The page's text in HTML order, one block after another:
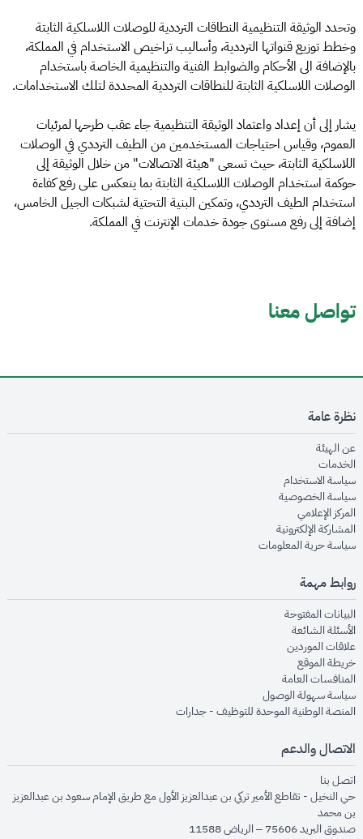
وتحدد الوثيقة التنظيمية النطاقات الترددية للوصلات اللاسلكية الثابتة
وخطط توزيع قنواتها الترددية، وأساليب تراخيص الاستخدام في المملكة،
بالإضافة الى الأحكام والضوابط الفنية والتنظيمية الخاصة باستخدام
الوصلات اللاسلكية الثابتة للنطاقات الترددية المحددة لتلك الاستخدامات.
يشار إلى أن إعداد واعتماد الوثيقة التنظيمية جاء عقب طرحها لمرئيات
العموم، وقياس احتياجات المستخدمين من الطيف الترددي في الوصلات
اللاسلكية الثابتة، حيث تسعى "هيئة الاتصالات" من خلال الوثيقة إلى
حوكمة استخدام الوصلات اللاسلكية الثابتة بما ينعكس على رفع كفاءة
استخدام الطيف الترددي، وتمكين البنية التحتية لشبكات الجيل الخامس،
إضافة إلى رفع مستوى جودة خدمات الإنترنت في المملكة.
تواصل معنا
نظرة عامة
عن الهيئةopens in new window
الخدماتopens in new window
سياسة الاستخدامopens in new window
سياسة الخصوصيةopens in new window
المركز الإعلاميopens in new window
المشاركة الإلكترونيةopens in new window
سياسة حرية المعلوماتopens in new window
روابط مهمة
البيانات المفتوحةopens in new window
الأسئلة الشائعةopens in new window
علاقات الموردينopens in new window
خريطة الموقعopens in new window
المنافسات العامةopens in new window
سياسة سهولة الوصولopens in new window
المنصة الوطنية الموحدة للتوظيف - جداراتopens in new window
الاتصال والدعم
اتصل بنا
حي النخيل - تقاطع الأمير تركي بن عبدالعزيز الأول مع طريق الإمام سعود بن عبدالعزيز
بن محمد
صندوق البريد 75606 – الرياض 11588